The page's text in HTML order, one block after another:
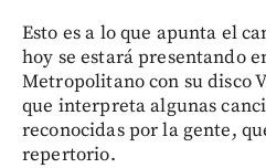
Esto es a lo que apunta el
hoy se estará presentando
Metropolitano con su disco
que interpreta algunas
reconocidas por la gente,
repertorio.